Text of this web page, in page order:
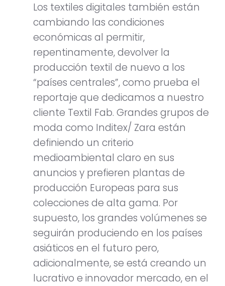
Los textiles digitales también están
cambiando las condiciones
económicas al permitir,
repentinamente, devolver la
producción textil de nuevo a los
“países centrales”, como prueba el
reportaje que dedicamos a nuestro
cliente Textil Fab. Grandes grupos de
moda como Inditex/ Zara están
definiendo un criterio
medioambiental claro en sus
anuncios y prefieren plantas de
producción Europeas para sus
colecciones de alta gama. Por
supuesto, los grandes volúmenes se
seguirán produciendo en los países
asiáticos en el futuro pero,
adicionalmente, se está creando un
lucrativo e innovador mercado, en el